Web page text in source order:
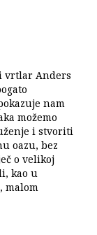
vrtlar Anders
nam
možemo
i stvoriti
oazu, bez
o velikoj
kao u
malom